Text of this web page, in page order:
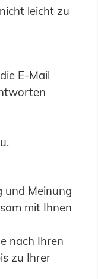
leicht zu
E-Mail
und Meinung
mit Ihnen
nach Ihren
zu Ihrer